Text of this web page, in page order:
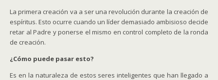
La primera creación va a ser una revolución durante la creación de
espíritus. Esto ocurre cuando un líder demasiado ambisioso decide
retar al Padre y ponerse el mismo en control completo de la ronda
de creación.
¿Cómo puede pasar esto?
Es en la naturaleza de estos seres inteligentes que han llegado a